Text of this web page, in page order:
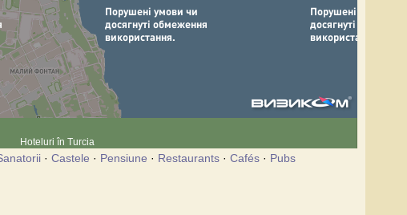
Hoteluri în Turcia
· Castele · Pensiune · Restaurants· Cafés· Pubs